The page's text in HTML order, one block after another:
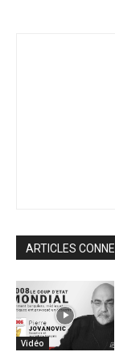
ARTICLES
Vidéo